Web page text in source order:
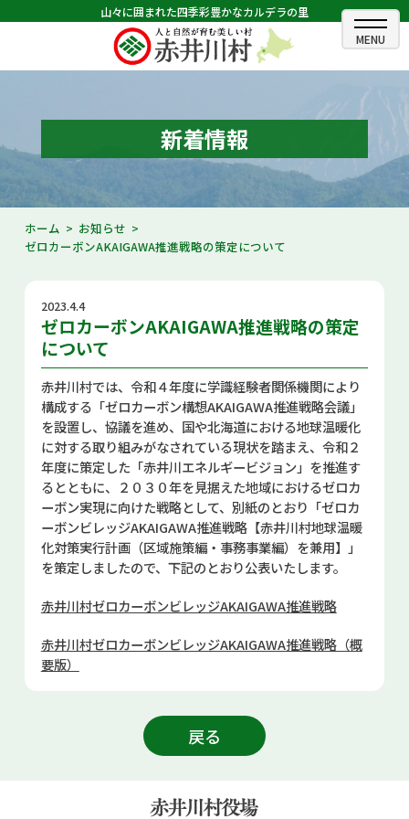
山々に囲まれた四季彩豊かなカルデラの里
ホーム
むらのできごと
むらのプロフィール
くらしの情報
村長室
観光・イベント情報
あかいがわ広報
お問い合せ
Select Language▼
新着情報
ホーム
お知らせ
ゼロカーボンAKAIGAWA推進戦略の策定について
2023.4.4
ゼロカーボンAKAIGAWA推進戦略の策定
について
赤井川村では、令和４年度に学識経験者関係機関により
構成する「ゼロカーボン構想AKAIGAWA推進戦略会議」
を設置し、協議を進め、国や北海道における地球温暖化
に対する取り組みがなされている現状を踏まえ、令和２
年度に策定した「赤井川エネルギービジョン」を推進す
るとともに、２０３０年を見据えた地域におけるゼロカ
ーボン実現に向けた戦略として、別紙のとおり「ゼロカ
ーボンビレッジAKAIGAWA推進戦略【赤井川村地球温暖
化対策実行計画（区域施策編・事務事業編）を兼用】」
を策定しましたので、下記のとおり公表いたします。
赤井川村ゼロカーボンビレッジAKAIGAWA推進戦略
赤井川村ゼロカーボンビレッジAKAIGAWA推進戦略（概
要版）
戻る